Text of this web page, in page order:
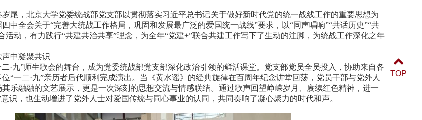
，北京大学党委统战部党支部以贯彻落实习近平总书记关于做好新时代党的统一战线工作的重要思想为
中全会关于“完善大统战工作格局，巩固和发展最广泛的爱国统一战线”要求，以“同声唱响”“共话历史”“共
活动，有力践行“共建共治共享”理念，为全年“党建+”联合共建工作写下了生动的注脚，为统战工作深化之年
中凝聚共识
九”师生歌会的舞台，成为党委统战部党支部深化政治引领的鲜活课堂。党支部党员全员投入，协助来自各
“一二·九”亲历者后代顺利完成演出。当《黄水谣》的经典旋律在百周年纪念讲堂回荡，党员干部与党外人
乐融融的文艺展示，更是一次深刻的思想交流与情感联结。通过歌声回望峥嵘岁月、赓续红色精神，进一
识，也生动增进了党外人士对爱国传统与同心事业的认同，共同奏响了凝心聚力的时代和声。
TOP